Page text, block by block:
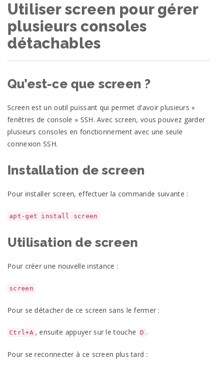
Utiliser screen pour gérer
plusieurs consoles
détachables
Qu’est-ce que screen ?
Screen est un outil puissant qui permet d’avoir plusieurs «
fenêtres de console » SSH. Avec screen, vous pouvez garder
plusieurs consoles en fonctionnement avec une seule
connexion SSH.
Installation de screen
Pour installer screen, effectuer la commande suivante :
apt-get install screen
Utilisation de screen
Pour créer une nouvelle instance :
screen
Pour se détacher de ce screen sans le fermer :
Ctrl+A , ensuite appuyer sur le touche D .
Pour se reconnecter à ce screen plus tard :